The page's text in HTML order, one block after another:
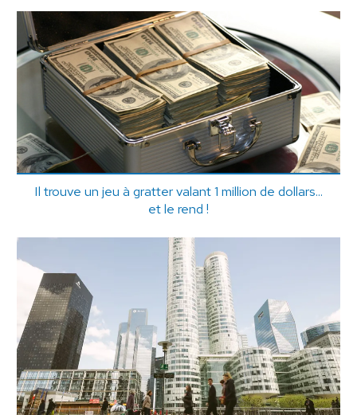
Il trouve un jeu à gratter valant 1 million de dollars...
et le rend !